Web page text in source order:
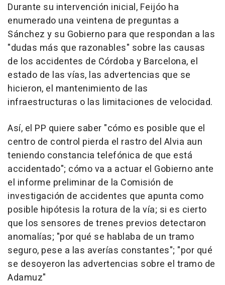
Durante su intervención inicial, Feijóo ha
enumerado una veintena de preguntas a
Sánchez y su Gobierno para que respondan a las
"dudas más que razonables" sobre las causas
de los accidentes de Córdoba y Barcelona, el
estado de las vías, las advertencias que se
hicieron, el mantenimiento de las
infraestructuras o las limitaciones de velocidad.
Así, el PP quiere saber "cómo es posible que el
centro de control pierda el rastro del Alvia aun
teniendo constancia telefónica de que está
accidentado"; cómo va a actuar el Gobierno ante
el informe preliminar de la Comisión de
investigación de accidentes que apunta como
posible hipótesis la rotura de la vía; si es cierto
que los sensores de trenes previos detectaron
anomalías; "por qué se hablaba de un tramo
seguro, pese a las averías constantes"; "por qué
se desoyeron las advertencias sobre el tramo de
Adamuz"